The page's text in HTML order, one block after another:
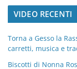
t
o
r
i
VIDEO RECENTI
Torna a Gesso la
carretti, musica e
Biscotti di Nonna